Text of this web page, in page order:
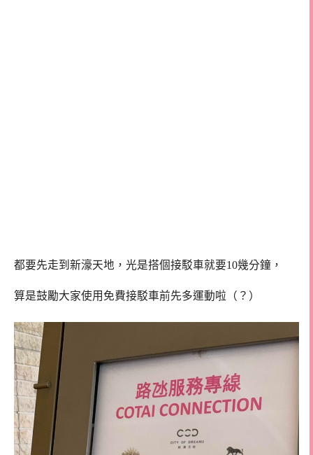
都要先走到新濠天地，光是搭個接駁車就要10幾分鐘，
算是鼓勵大家使用免費接駁車前先多運動啦（？）